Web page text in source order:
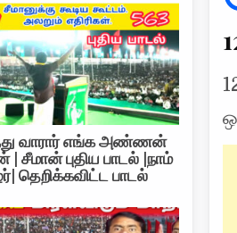
வாரார் எங்க அண்ணன்
| சீமான் புதிய பாடல் |நாம்
தெறிக்கவிட்ட பாடல்